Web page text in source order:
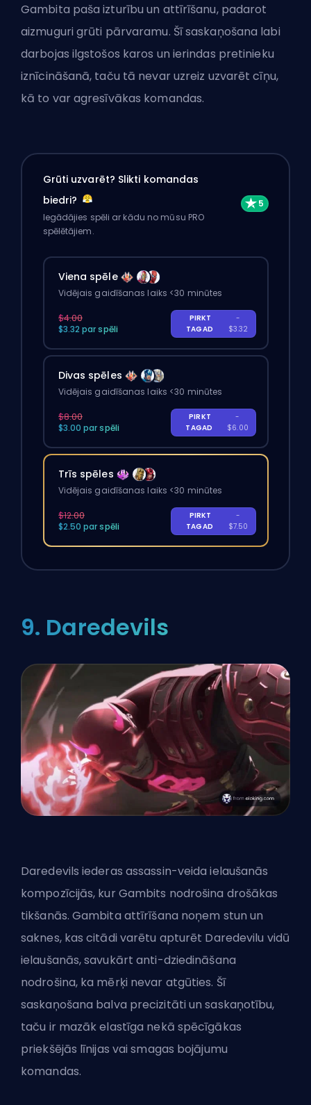
Gambita paša izturību un attīrīšanu, padarot
aizmuguri grūti pārvaramu. Šī saskaņošana labi
darbojas ilgstošos karos un ierindas pretinieku
iznīcināšanā, taču tā nevar uzreiz uzvarēt cīņu,
kā to var agresīvākas komandas.
Grūti uzvarēt? Slikti komandas
biedri?
Iegādājies spēli ar kādu no mūsu PRO
spēlētājiem.
Viena spēle
Vidējais gaidīšanas laiks <30 minūtes
$4.00
$3.32 par spēli
PIRKT
TAGAD
-
$3.32
Divas spēles
Vidējais gaidīšanas laiks <30 minūtes
$8.00
$3.00 par spēli
PIRKT
TAGAD
-
$6.00
Trīs spēles
Vidējais gaidīšanas laiks <30 minūtes
$12.00
$2.50 par spēli
PIRKT
TAGAD
-
$7.50
9. Daredevils
Daredevils iederas assassin-veida ielaušanās
kompozīcijās, kur Gambits nodrošina drošākas
tikšanās. Gambita attīrīšana noņem stun un
saknes, kas citādi varētu apturēt Daredevilu vidū
ielaušanās, savukārt anti-dziedināšana
nodrošina, ka mērķi nevar atgūties. Šī
saskaņošana balva precizitāti un saskaņotību,
taču ir mazāk elastīga nekā spēcīgākas
priekšējās līnijas vai smagas bojājumu
komandas.